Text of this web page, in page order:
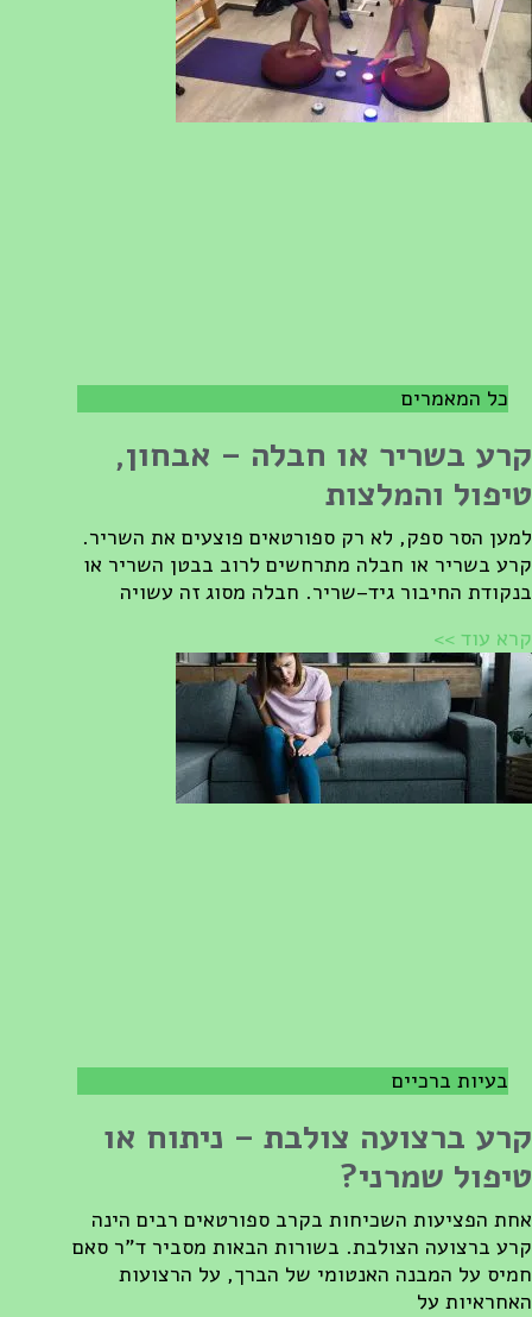
כל המאמרים
בשריר או חבלה – אבחון,
והמלצות
הסר ספק, לא רק ספורטאים פוצעים את השריר.
בשריר או חבלה מתרחשים לרוב בבטן השריר או
החיבור גיד–שריר. חבלה מסוג זה עשויה
עוד >>
בעיות ברכיים
ברצועה צולבת – ניתוח או
שמרני?
הפציעות השכיחות בקרב ספורטאים רבים הינה
ברצועה הצולבת. בשורות הבאות מסביר ד"ר סאם
על המבנה האנטומי של הברך, על הרצועות
על